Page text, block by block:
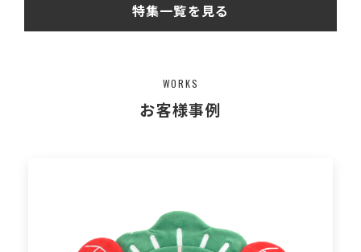
特集一覧を見る
WORKS
お客様事例